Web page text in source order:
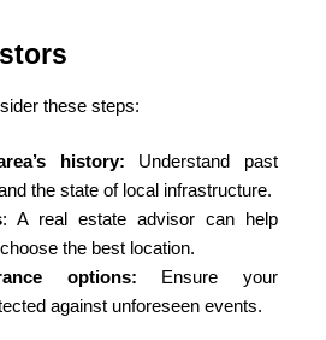
these steps:
history: Understand past
the state of local infrastructure.
: A real estate advisor can help
the best location.
options: Ensure your
against unforeseen events.